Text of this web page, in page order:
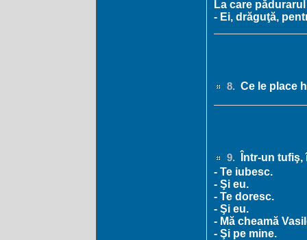
La care
- Ei, drăguţă,
8. Ce le place
9. Într-un tufiş,
- Te iubesc.
- Şi eu.
- Te doresc.
- Şi eu.
- Mă cheamă
- Şi pe mine.